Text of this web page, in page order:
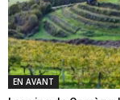
EN AVANT